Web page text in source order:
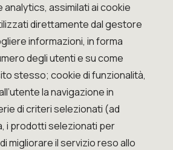
assimilati ai cookie
direttamente dal gestore
informazioni, in forma
degli utenti e su come
stesso; cookie di funzionalità,
la navigazione in
di criteri selezionati (ad
i prodotti selezionati per
migliorare il servizio reso allo